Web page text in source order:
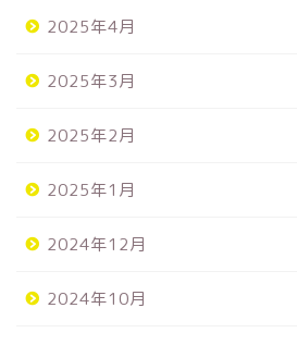
2025年4月
2025年3月
2025年2月
2025年1月
2024年12月
2024年10月